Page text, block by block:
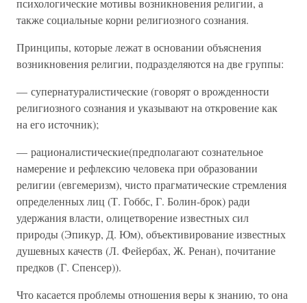
психологические мотивы возникновения религии, а
также социальные корни религиозного сознания.
Принципы, которые лежат в основании объяснения
возникновения религии, подразделяются на две группы:
— супернатуралистические (говорят о врожденности
религиозного сознания и указывают на откровение как
на его источник);
— рационалистические(предполагают сознательное
намерение и рефлексию человека при образовании
религии (евгемеризм), чисто прагматические стремления
определенных лиц (Т. Гоббс, Г. Болин-брок) ради
удержания власти, олицетворение известных сил
природы (Эпикур, Д. Юм), объективирование известных
душевных качеств (Л. Фейербах, Ж. Ренан), почитание
предков (Г. Спенсер)).
Что касается проблемы отношения веры к знанию, то она